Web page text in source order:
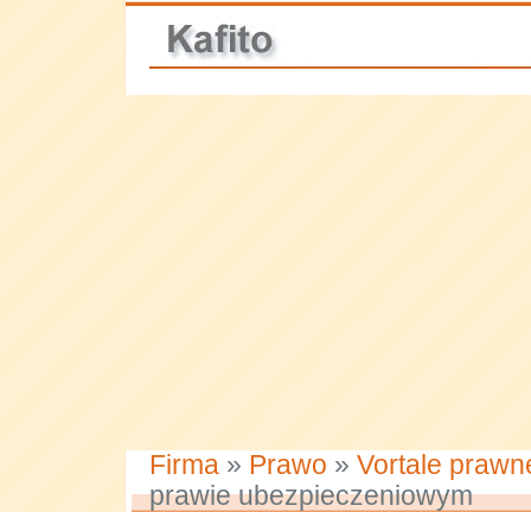
Firma » Prawo » Vortale
prawie ubezpieczeniowym